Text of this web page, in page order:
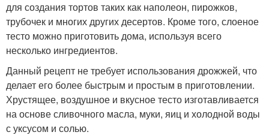
для создания тортов таких как наполеон, пирожков,
трубочек и многих других десертов. Кроме того, слоеное
тесто можно приготовить дома, используя всего
несколько ингредиентов.
Данный рецепт не требует использования дрожжей, что
делает его более быстрым и простым в приготовлении.
Хрустящее, воздушное и вкусное тесто изготавливается
на основе сливочного масла, муки, яиц и холодной воды
с уксусом и солью.